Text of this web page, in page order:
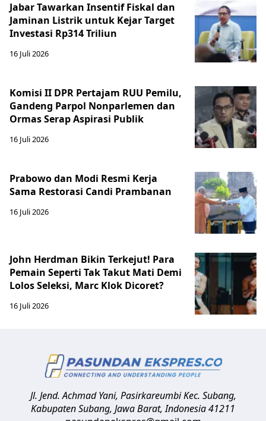
Jabar Tawarkan Insentif Fiskal dan
Jaminan Listrik untuk Kejar Target
Investasi Rp314 Triliun
16 Juli 2026
Komisi II DPR Pertajam RUU Pemilu,
Gandeng Parpol Nonparlemen dan
Ormas Serap Aspirasi Publik
16 Juli 2026
Prabowo dan Modi Resmi Kerja
Sama Restorasi Candi Prambanan
16 Juli 2026
John Herdman Bikin Terkejut! Para
Pemain Seperti Tak Takut Mati Demi
Lolos Seleksi, Marc Klok Dicoret?
16 Juli 2026
Jl. Jend. Achmad Yani, Pasirkareumbi Kec. Subang,
Kabupaten Subang, Jawa Barat,Indonesia41211